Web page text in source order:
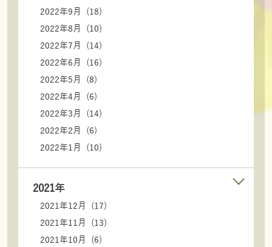
2022年9月 (18)
2022年8月 (10)
2022年7月 (14)
2022年6月 (16)
2022年5月 (8)
2022年4月 (6)
2022年3月 (14)
2022年2月 (6)
2022年1月 (10)
2021年
2021年12月 (17)
2021年11月 (13)
2021年10月 (6)